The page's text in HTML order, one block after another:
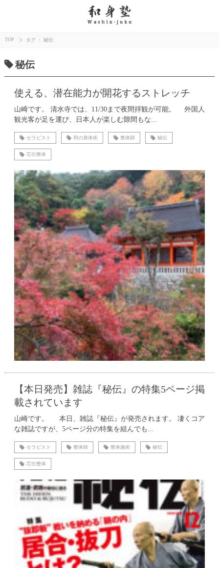
TOP タグ ： 秘伝
秘伝
使える、潜在能力が開花するストレッチ
山崎です。 清水寺では、11/30まで夜間拝観が可能。 外国人
観光客が足を運び、日本人が楽しむ隙間もな...
セラピスト 和の身体術 整体師 秘伝
芯伝整体
【本日発売】雑誌『秘伝』の特集5ページ掲
載されています
山崎です。 本日、雑誌『秘伝』が発売されます。 凄くコア
な雑誌ですが、5ページ分の特集を組んでも...
セラピスト 整体師 整体施術 秘伝
芯伝整体